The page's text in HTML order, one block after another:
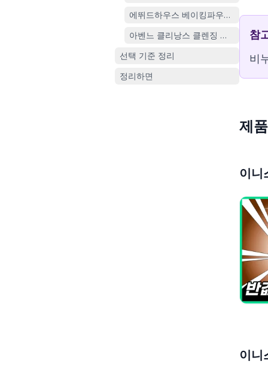
에뛰드하우스 베이킹파우더 B.B 딥
아벤느 클리낭스 클렌징 젤 200ml
선택 기준 정리
정리하면
참
비
제
이니
이니